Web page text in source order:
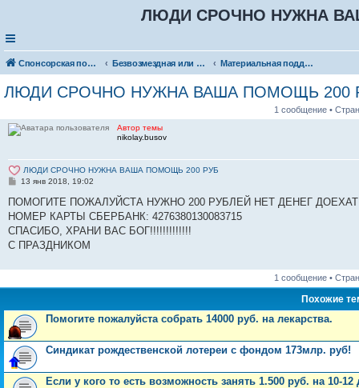
ЛЮДИ СРОЧНО НУЖНА
Спонсорская помощь. Разместите своё объявление в соответствующей рубрике Безвозмездная или условно-безвозмездная помощь Материальная поддержка
ЛЮДИ СРОЧНО НУЖНА ВАША ПОМОЩЬ 200
1 сообщение •
Автор темы
nikolay.busov
ЛЮДИ СРОЧНО НУЖНА ВАША ПОМОЩЬ 200 РУБ
С
о
щ
е
и
13 янв 2018, 19:02
ПОМОГИТЕ ПОЖАЛУЙСТА НУЖНО 200 РУБЛЕЙ НЕТ ДЕНЕГ
НОМЕР КАРТЫ СБЕРБАНК: 4276380130083715
СПАСИБО, ХРАНИ ВАС БОГ!!!!!!!!!!!!!
С ПРАЗДНИКОМ
1 сообщение •
Похожие
Помогите пожалуйста собрать 14000 руб. на лекарства.
Синдикат рождественской лотереи с фондом 173млр. руб!
Если у кого то есть возможность занять 1.500 руб. на 10-